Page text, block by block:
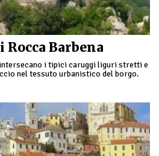
Rocca Barbena
i tipici caruggi liguri stretti e
nel tessuto urbanistico del borgo.